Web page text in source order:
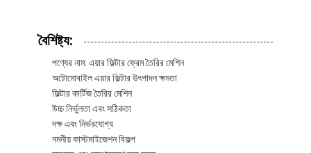
বৈশিষ্ট্য:
পণ্যের নাম: এয়ার ফিল্টার ফ্রেম তৈরির মেশিন
অটোমোবাইল এয়ার ফিল্টার উৎপাদন ক্ষমতা
ফিল্টার কার্টিজ তৈরির মেশিন
উচ্চ নির্ভুলতা এবং সঠিকতা
দক্ষ এবং নির্ভরযোগ্য
নমনীয় কাস্টমাইজেশন বিকল্প